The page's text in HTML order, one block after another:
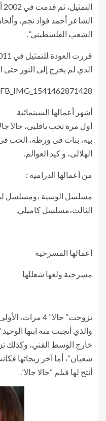
الشاعر أحمد فؤاد نجم،
الشعب الفلسطيني”.
الذي لم يخرج إلى النور حتى
FB_IMG_1541462871428
أشهر أعمالها السينمائية
أول مرة تحب ياقلبى، جالا
بيه، بنات فى ورطة، الحب
الهلالى، و كيد العوالم.
من أعمالها الدرامية :
مسلسل الوسية ،ومسلسل
الثالث،مسلسل كاميلي.
أعمالها المسرحية
مسرحية ولعها شعللها
تزوجت” جالا” 4
والذي أنجبت منه ابنها
خارج الوسط الفني،
شعبان”، أما آخر زيجاتها
أنتج لها فيلم “جالا جالا”.